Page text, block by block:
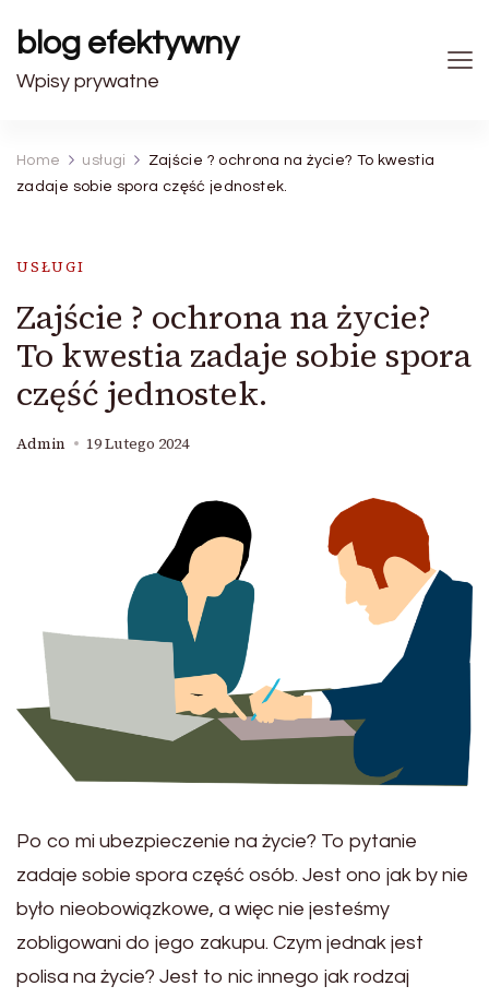
blog efektywny
Wpisy prywatne
Home usługi
Zajście ? ochrona na życie? To kwestia
zadaje sobie spora część jednostek.
USŁUGI
Zajście ? ochrona na życie?
To kwestia zadaje sobie spora
część jednostek.
Admin 19 Lutego 2024
Po co mi ubezpieczenie na życie? To pytanie
zadaje sobie spora część osób. Jest ono jak by nie
było nieobowiązkowe, a więc nie jesteśmy
zobligowani do jego zakupu. Czym jednak jest
polisa na życie? Jest to nic innego jak rodzaj